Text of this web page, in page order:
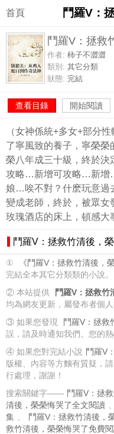
首頁 鬥羅V：
鬥羅V：拯救
作者: 柿子不澀澀
類別: 其它分類
狀態: 完結
查看目錄 開始閱讀
（女神係統+多女+部分
了寧風致的養子，寧榮榮
榮八年成三十級，終於
攻略…新增可攻略…新增
娘…唉不對？什麽玩意過
變成老師，終於，被眾女
玫瑰酒店的床上，頓感大
鬥羅V：拯救竹清後，
① 《鬥羅V：拯救竹清後，
完結全本其它分類類的小說。
② 本站提供
鬥羅V：拯救竹
均為網友更新，屬發布者個
③ 如果您發現
鬥羅V：拯救
誤，請及時通知我們。您的
④ 如果您對完結小說 鬥羅V
版權、內容等方麵有質疑，
行處理，謝謝！
搜索關鍵字—— 鬥羅V：拯
清後，榮榮悔哭了全文閱讀 、
集 、 鬥羅V：拯救竹清後，
救竹清後，榮榮悔哭了免費